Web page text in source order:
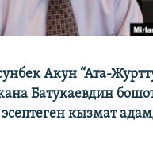
Акун “Ата-
Батукаевдин
кызмат